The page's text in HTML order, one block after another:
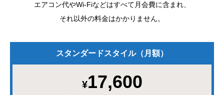
エアコン代やWi-Fiなどはすべて月会費に含まれ、
それ以外の料金はかかりません。
スタンダードスタイル（月額）
¥17,600